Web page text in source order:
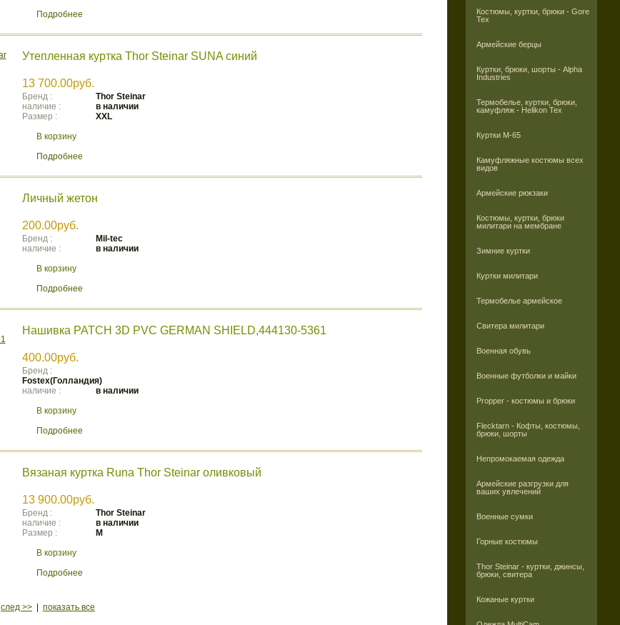
Костюмы, куртки, брюки - Gore
Tex
Армейские берцы
Куртки, брюки, шорты - Alpha
Industries
Термобелье, куртки, брюки,
камуфляж - Helikon Tex
Куртки M-65
Камуфляжные костюмы всех
видов
Армейские рюкзаки
Костюмы, куртки, брюки
милитари на мембране
Зимние куртки
Куртки милитари
Термобелье армейское
Свитера милитари
Военная обувь
Военные футболки и майки
Propper - костюмы и брюки
Flecktarn - Кофты, костюмы,
брюки, шорты
Непромокаемая одежда
Армейские разгрузки для
ваших увлечений
Военные сумки
Горные костюмы
Thor Steinar - куртки, джинсы,
брюки, свитера
Кожаные куртки
Подробнее
Утепленная куртка Thor Steinar SUNA синий
13 700.00руб.
Бренд :
Thor Steinar
наличие :
в наличии
Размер :
XXL
В корзину
Подробнее
Личный жетон
200.00руб.
Бренд :
Mil-tec
наличие :
в наличии
В корзину
Подробнее
Нашивка PATCH 3D PVC GERMAN SHIELD,444130-5361
400.00руб.
Бренд :
Fostex(Голландия)
наличие :
в наличии
В корзину
Подробнее
Вязаная куртка Runa Thor Steinar оливковый
13 900.00руб.
Бренд :
Thor Steinar
наличие :
в наличии
Размер :
M
В корзину
Подробнее
след >> показать все